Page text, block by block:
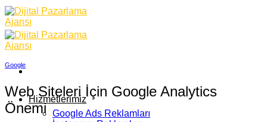
Skip
to
content
Hizmetlerimiz
Google Ads Reklamları
Google
Web Siteleri İçin Google Analytics
Önemi